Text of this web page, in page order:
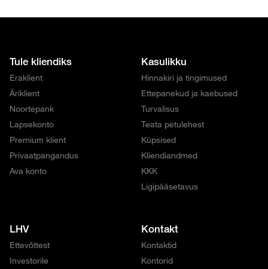
Tule kliendiks
Eraklient
Äriklient
Noortepank
Lapsekonto
Premium klient
Privaatpangandus
Ava konto
Kasulikku
Hinnakiri ja tingimused
Ettepanekud ja kaebused
Turvalisus
Teata petulehest
Küpsised
Kliendiandmed
KKK
Ligipääsetavus
LHV
Ettevõttest
Investorile
Kontakt
Kontaktid
Kontorid